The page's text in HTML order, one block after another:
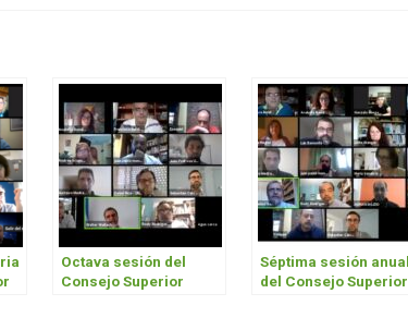
Octava sesión del
Consejo Superior
Séptima sesión anual
del Consejo Superior